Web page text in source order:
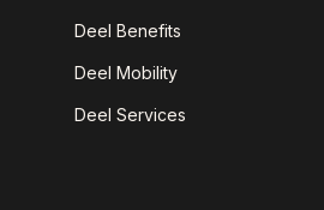
Deel Benefits
Deel Mobility
Deel Services